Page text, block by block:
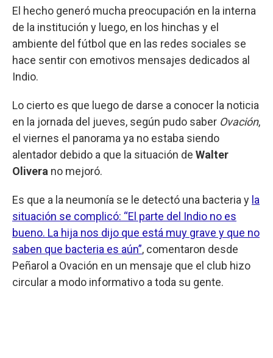
El hecho generó mucha preocupación en la interna
de la institución y luego, en los hinchas y el
ambiente del fútbol que en las redes sociales se
hace sentir con emotivos mensajes dedicados al
Indio.
Lo cierto es que luego de darse a conocer la noticia
en la jornada del jueves, según pudo saber Ovación,
el viernes el panorama ya no estaba siendo
alentador debido a que la situación de Walter
Olivera no mejoró.
Es que a la neumonía se le detectó una bacteria y la
situación se complicó: “El parte del Indio no es
bueno. La hija nos dijo que está muy grave y que no
saben que bacteria es aún”, comentaron desde
Peñarol a Ovación en un mensaje que el club hizo
circular a modo informativo a toda su gente.